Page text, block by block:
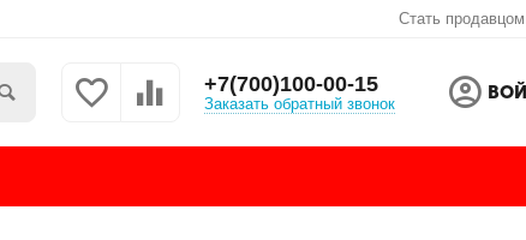
Стать продавцом
+7(700)100-00-15
Заказать обратный звонок